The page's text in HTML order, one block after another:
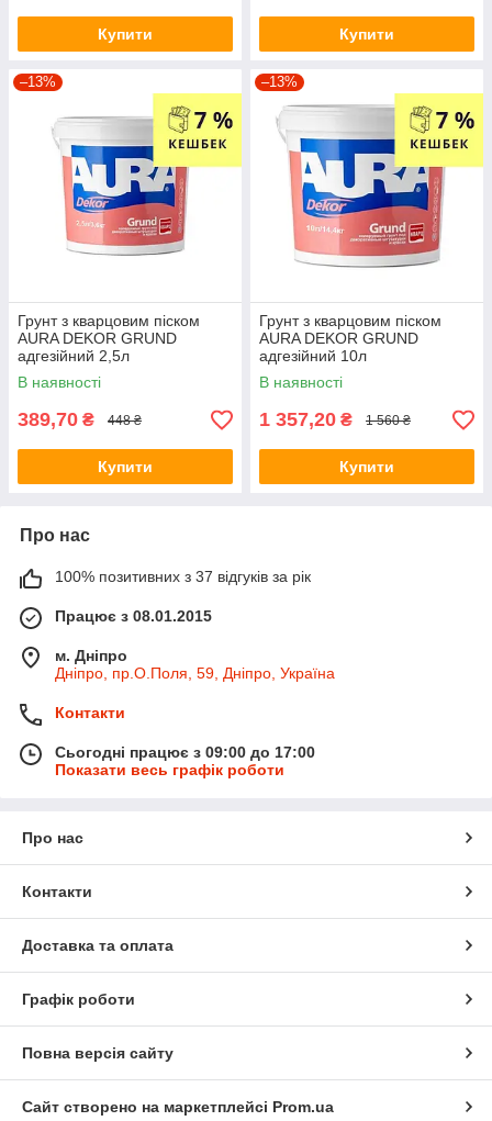
Купити Купити
–13%
Грунт з кварцовим піском
AURA DEKOR GRUND
адгезійний 2,5л
В наявності
389,70 ₴ 448 ₴
Купити
–13%
Грунт з кварцовим піском
AURA DEKOR GRUND
адгезійний 10л
В наявності
1 357,20 ₴ 1 560 ₴
Купити
Про нас
100% позитивних з 37 відгуків за рік
Працює з 08.01.2015
м. Дніпро
Дніпро, пр.О.Поля, 59, Дніпро, Україна
Контакти
Сьогодні працює з 09:00 до 17:00
Показати весь графік роботи
Про нас
Контакти
Доставка та оплата
Графік роботи
Повна версія сайту
Сайт створено на маркетплейсі Prom.ua